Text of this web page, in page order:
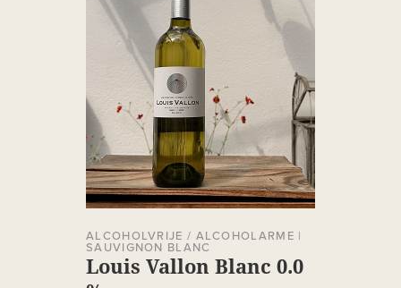
ALCOHOLVRIJE / ALCOHOLARME |
SAUVIGNON BLANC
Louis Vallon Blanc 0.0